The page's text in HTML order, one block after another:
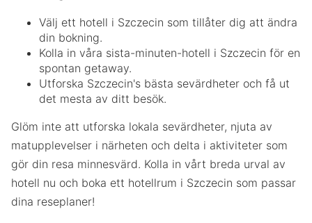
Välj ett hotell i Szczecin som tillåter dig att ändra
din bokning.
Kolla in våra sista-minuten-hotell i Szczecin för en
spontan getaway.
Utforska Szczecin's bästa sevärdheter och få ut
det mesta av ditt besök.
Glöm inte att utforska lokala sevärdheter, njuta av
matupplevelser i närheten och delta i aktiviteter som
gör din resa minnesvärd. Kolla in vårt breda urval av
hotell nu och boka ett hotellrum i Szczecin som passar
dina reseplaner!